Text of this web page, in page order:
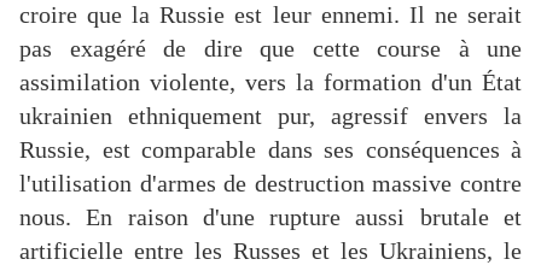
croire que la Russie est leur ennemi. Il ne serait
pas exagéré de dire que cette course à une
assimilation violente, vers la formation d'un État
ukrainien ethniquement pur, agressif envers la
Russie, est comparable dans ses conséquences à
l'utilisation d'armes de destruction massive contre
nous. En raison d'une rupture aussi brutale et
artificielle entre les Russes et les Ukrainiens, le